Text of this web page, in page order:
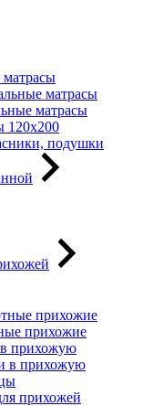
матрасы
матрасы
матрасы
120х200
подушки
прихожие
прихожие
прихожую
в прихожую
прихожей